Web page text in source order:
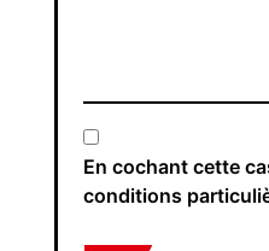
En cochant cette
conditions